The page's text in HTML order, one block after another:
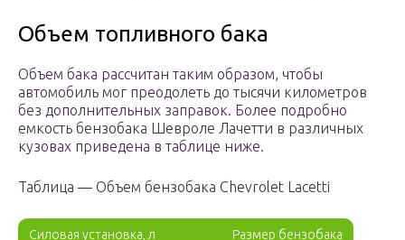
Объем топливного бака
Объем бака рассчитан таким образом, чтобы
автомобиль мог преодолеть до тысячи километров
без дополнительных заправок. Более подробно
емкость бензобака Шевроле Лачетти в различных
кузовах приведена в таблице ниже.
Таблица — Объем бензобака Chevrolet Lacetti
Силовая установка, л Размер бензобака